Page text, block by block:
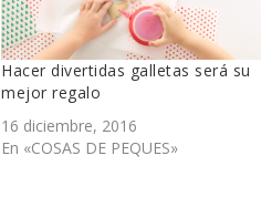
Hacer divertidas galletas será su
mejor regalo
16 diciembre, 2016
En «COSAS DE PEQUES»